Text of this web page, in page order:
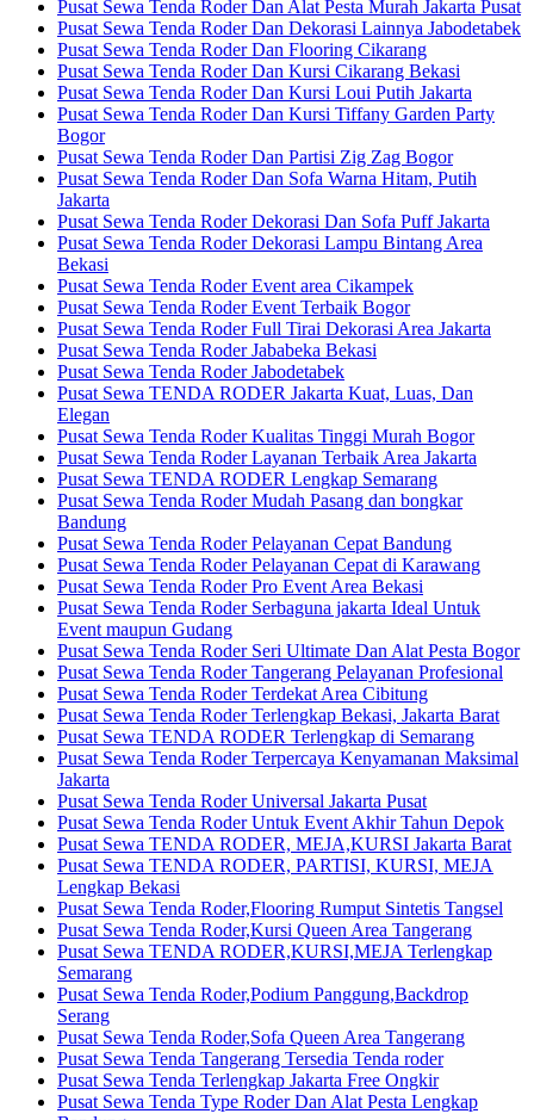
Pusat Sewa Tenda Roder Dan Alat Pesta Murah Jakarta Pusat
Pusat Sewa Tenda Roder Dan Dekorasi Lainnya Jabodetabek
Pusat Sewa Tenda Roder Dan Flooring Cikarang
Pusat Sewa Tenda Roder Dan Kursi Cikarang Bekasi
Pusat Sewa Tenda Roder Dan Kursi Loui Putih Jakarta
Pusat Sewa Tenda Roder Dan Kursi Tiffany Garden Party
Bogor
Pusat Sewa Tenda Roder Dan Partisi Zig Zag Bogor
Pusat Sewa Tenda Roder Dan Sofa Warna Hitam, Putih
Jakarta
Pusat Sewa Tenda Roder Dekorasi Dan Sofa Puff Jakarta
Pusat Sewa Tenda Roder Dekorasi Lampu Bintang Area
Bekasi
Pusat Sewa Tenda Roder Event area Cikampek
Pusat Sewa Tenda Roder Event Terbaik Bogor
Pusat Sewa Tenda Roder Full Tirai Dekorasi Area Jakarta
Pusat Sewa Tenda Roder Jababeka Bekasi
Pusat Sewa Tenda Roder Jabodetabek
Pusat Sewa TENDA RODER Jakarta Kuat, Luas, Dan
Elegan
Pusat Sewa Tenda Roder Kualitas Tinggi Murah Bogor
Pusat Sewa Tenda Roder Layanan Terbaik Area Jakarta
Pusat Sewa TENDA RODER Lengkap Semarang
Pusat Sewa Tenda Roder Mudah Pasang dan bongkar
Bandung
Pusat Sewa Tenda Roder Pelayanan Cepat Bandung
Pusat Sewa Tenda Roder Pelayanan Cepat di Karawang
Pusat Sewa Tenda Roder Pro Event Area Bekasi
Pusat Sewa Tenda Roder Serbaguna jakarta Ideal Untuk
Event maupun Gudang
Pusat Sewa Tenda Roder Seri Ultimate Dan Alat Pesta Bogor
Pusat Sewa Tenda Roder Tangerang Pelayanan Profesional
Pusat Sewa Tenda Roder Terdekat Area Cibitung
Pusat Sewa Tenda Roder Terlengkap Bekasi, Jakarta Barat
Pusat Sewa TENDA RODER Terlengkap di Semarang
Pusat Sewa Tenda Roder Terpercaya Kenyamanan Maksimal
Jakarta
Pusat Sewa Tenda Roder Universal Jakarta Pusat
Pusat Sewa Tenda Roder Untuk Event Akhir Tahun Depok
Pusat Sewa TENDA RODER, MEJA,KURSI Jakarta Barat
Pusat Sewa TENDA RODER, PARTISI, KURSI, MEJA
Lengkap Bekasi
Pusat Sewa Tenda Roder,Flooring Rumput Sintetis Tangsel
Pusat Sewa Tenda Roder,Kursi Queen Area Tangerang
Pusat Sewa TENDA RODER,KURSI,MEJA Terlengkap
Semarang
Pusat Sewa Tenda Roder,Podium Panggung,Backdrop
Serang
Pusat Sewa Tenda Roder,Sofa Queen Area Tangerang
Pusat Sewa Tenda Tangerang Tersedia Tenda roder
Pusat Sewa Tenda Terlengkap Jakarta Free Ongkir
Pusat Sewa Tenda Type Roder Dan Alat Pesta Lengkap